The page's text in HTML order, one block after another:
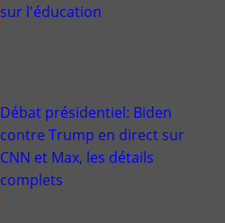
sur l'éducation
Débat présidentiel: Biden
contre Trump en direct sur
CNN et Max, les détails
complets